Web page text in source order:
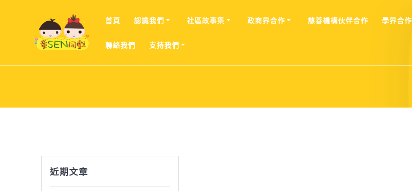
首頁 認識我們 社區故事集 政商界合作 慈善機構伙伴合作 學界合作
聯絡我們 支持我們
近期文章